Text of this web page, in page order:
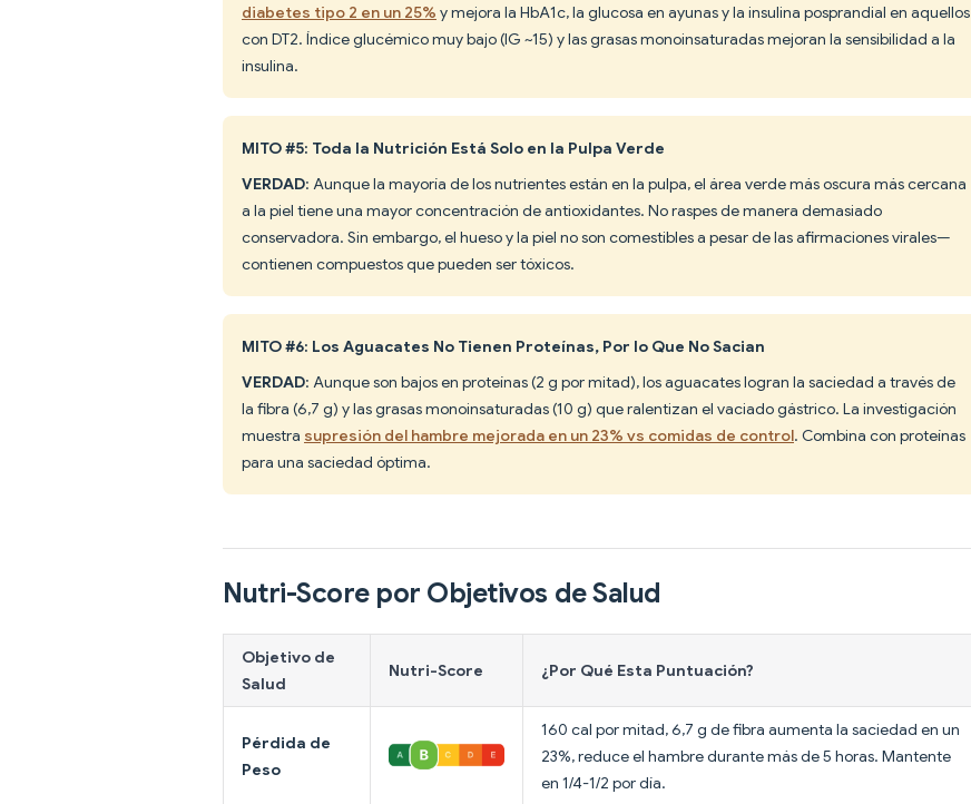
diabetes tipo 2 en un 25% y mejora la HbA1c, la glucosa en ayunas y la insulina posprandial en aquellos
con DT2. Índice glucémico muy bajo (IG ~15) y las grasas monoinsaturadas mejoran la sensibilidad a la
insulina.
MITO #5: Toda la Nutrición Está Solo en la Pulpa Verde
VERDAD: Aunque la mayoría de los nutrientes están en la pulpa, el área verde más oscura más cercana
a la piel tiene una mayor concentración de antioxidantes. No raspes de manera demasiado
conservadora. Sin embargo, el hueso y la piel no son comestibles a pesar de las afirmaciones virales—
contienen compuestos que pueden ser tóxicos.
MITO #6: Los Aguacates No Tienen Proteínas, Por lo Que No Sacian
VERDAD: Aunque son bajos en proteínas (2 g por mitad), los aguacates logran la saciedad a través de
la fibra (6,7 g) y las grasas monoinsaturadas (10 g) que ralentizan el vaciado gástrico. La investigación
muestra supresión del hambre mejorada en un 23% vs comidas de control. Combina con proteínas
para una saciedad óptima.
Nutri-Score por Objetivos de Salud
Objetivo de
Salud
Nutri-Score ¿Por Qué Esta Puntuación?
Pérdida de
Peso
160 cal por mitad, 6,7 g de fibra aumenta la saciedad en un
23%, reduce el hambre durante más de 5 horas. Mantente
en 1/4-1/2 por día.